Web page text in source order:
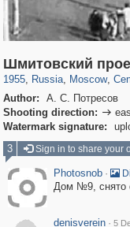
Шмитовский
1955, Russia
1,407,704
, Moscow
319,968 8,295
,
160,055
Author:
А. С. Потресов
Shooting direction: 
Watermark signature:
3
Sign in to share your
Photosnob ·
Дом №9, снято
denisverein · 5